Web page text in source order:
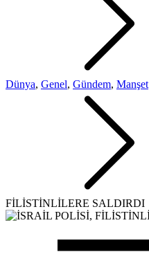
Dünya, Genel, Gündem, Manşet
FİLİSTİNLİLERE SALDIRDI